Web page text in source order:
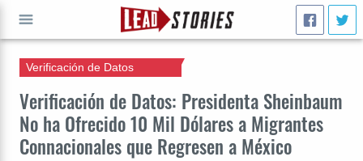
Verificación de Datos: Presidenta Sheinbaum
No ha Ofrecido 10 Mil Dólares a Migrantes
Connacionales que Regresen a México
Verificación de Datos
IR A